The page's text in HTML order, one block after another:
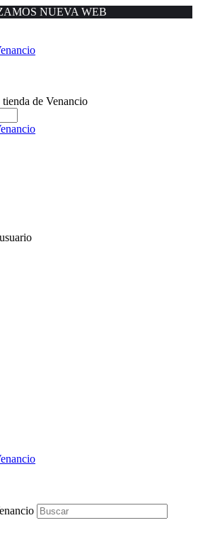
NUEVA WEB